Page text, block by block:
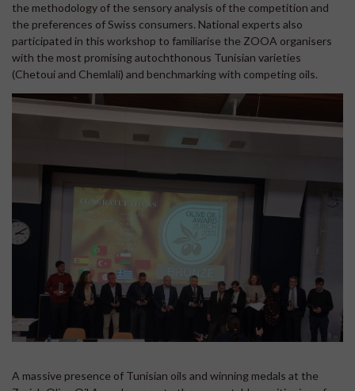
the methodology of the sensory analysis of the competition and
the preferences of Swiss consumers. National experts also
participated in this workshop to familiarise the ZOOA organisers
with the most promising autochthonous Tunisian varieties
(Chetoui and Chemlali) and benchmarking with competing oils.
A massive presence of Tunisian oils and winning medals at the